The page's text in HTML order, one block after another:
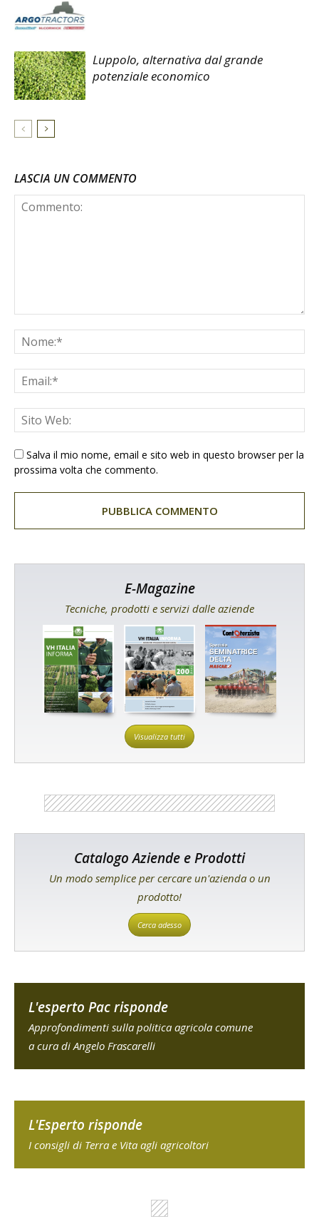
Luppolo, alternativa dal grande
potenziale economico
LASCIA UN COMMENTO
Salva il mio nome, email e sito web in questo browser per la
prossima volta che commento.
E-Magazine
Tecniche, prodotti e servizi dalle aziende
Visualizza tutti
Catalogo Aziende e Prodotti
Un modo semplice per cercare un'azienda o un
prodotto!
Cerca adesso
L'esperto Pac risponde
Approfondimenti sulla politica agricola comune
a cura di Angelo Frascarelli
L'Esperto risponde
I consigli di Terra e Vita agli agricoltori